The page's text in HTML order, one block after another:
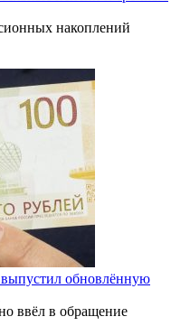
накоплений
обновлённую
ввёл в обращение